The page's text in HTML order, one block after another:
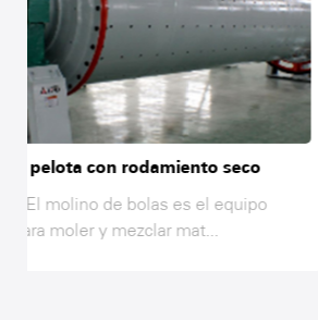
Molino de pelota de
Propósito: El molino de
principal para moler y